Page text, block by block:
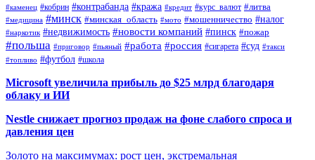
#каменец #кобрин #контрабанда #кража #кредит #курс_валют #литва
#медицина #минск #минская_область #мото #мошенничество #налог
#наркотик #недвижимость #новости компаний #пинск #пожар
#польша #приговор #пьяный #работа #россия #сигарета #суд #такси
#топливо #футбол #школа
Microsoft увеличила прибыль до $25 млрд благодаря
облаку и ИИ
Nestle снижает прогноз продаж на фоне слабого спроса и
давления цен
Золото на максимумах: рост цен, экстремальная